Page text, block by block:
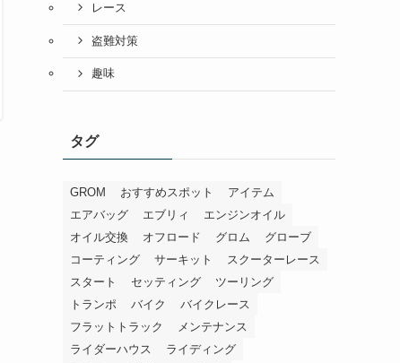
レース
盗難対策
趣味
タグ
GROM おすすめスポット
アイテム
エアバッグ
エブリィ
エンジンオイル
オイル交換
オフロード グロム
グローブ
コーティング
サーキット
スクーターレース
スタート
セッティング
ツーリング
トランポ
バイク
バイクレース
フラットトラック
メンテナンス
ライダーハウス
ライディング